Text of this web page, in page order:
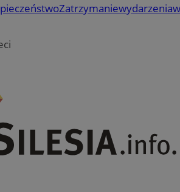
Zatrzymaniewydarzenia